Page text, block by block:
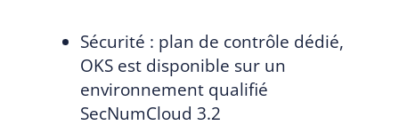
Sécurité : plan de contrôle dédié,
OKS est disponible sur un
environnement qualifié
SecNumCloud 3.2